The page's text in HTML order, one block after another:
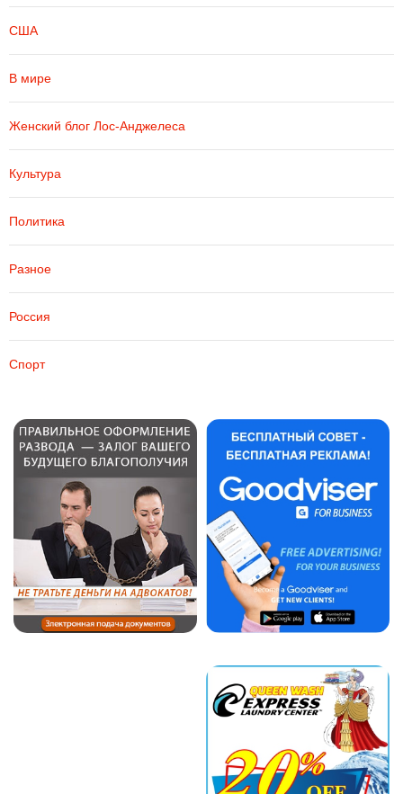
США
В мире
Женский блог Лос-Анджелеса
Культура
Политика
Разное
Россия
Спорт